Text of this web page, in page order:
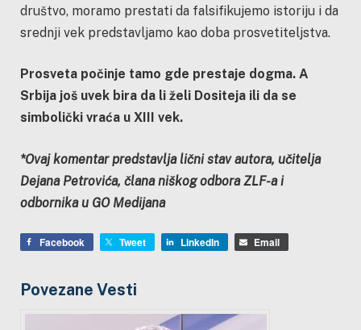
društvo, moramo prestati da falsifikujemo istoriju i da
srednji vek predstavljamo kao doba prosvetiteljstva.
Prosveta počinje tamo gde prestaje dogma. A
Srbija još uvek bira da li želi Dositeja ili da se
simbolički vraća u XIII vek.
*Ovaj komentar predstavlja lični stav autora, učitelja
Dejana Petrovića, člana niškog odbora ZLF-a i
odbornika u GO Medijana
Facebook Tweet LinkedIn Email
Povezane Vesti